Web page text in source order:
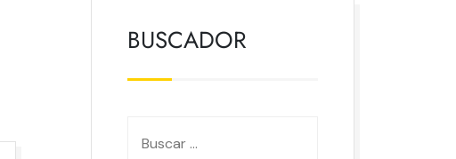
BUSCADOR